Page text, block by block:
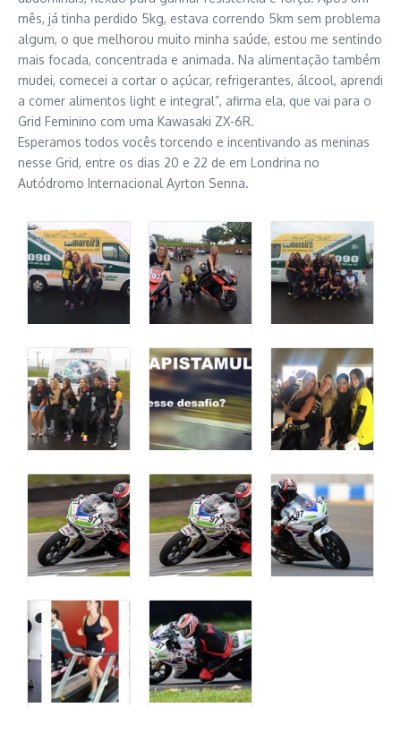
mês, já tinha perdido 5kg, estava correndo 5km sem problema
algum, o que melhorou muito minha saúde, estou me sentindo
mais focada, concentrada e animada. Na alimentação também
mudei, comecei a cortar o açúcar, refrigerantes, álcool, aprendi
a comer alimentos light e integral”, afirma ela, que vai para o
Grid Feminino com uma Kawasaki ZX-6R.
Esperamos todos vocês torcendo e incentivando as meninas
nesse Grid, entre os dias 20 e 22 de em Londrina no
Autódromo Internacional Ayrton Senna.